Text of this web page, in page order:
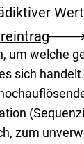
Wert
um welche
sich
zum